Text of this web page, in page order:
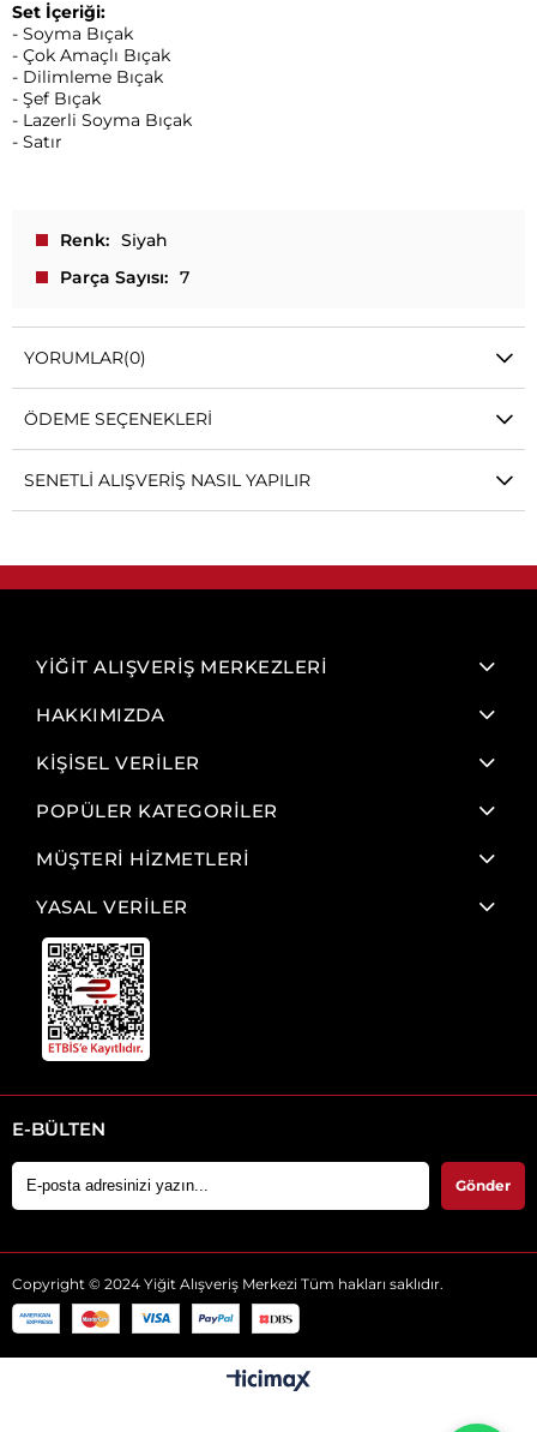
Set İçeriği:
- Soyma Bıçak
- Çok Amaçlı Bıçak
- Dilimleme Bıçak
- Şef Bıçak
- Lazerli Soyma Bıçak
- Satır
Renk
Siyah
Parça Sayısı
7
YORUMLAR(0)
ÖDEME SEÇENEKLERI
SENETLI ALIŞVERIŞ NASIL YAPILIR
YİĞİT ALIŞVERİŞ MERKEZLERİ
HAKKIMIZDA
KİŞİSEL VERİLER
POPÜLER KATEGORİLER
MÜŞTERİ HİZMETLERİ
YASAL VERİLER
E-BÜLTEN
Gönder
Copyright © 2024 Yiğit Alışveriş Merkezi Tüm hakları saklıdır.